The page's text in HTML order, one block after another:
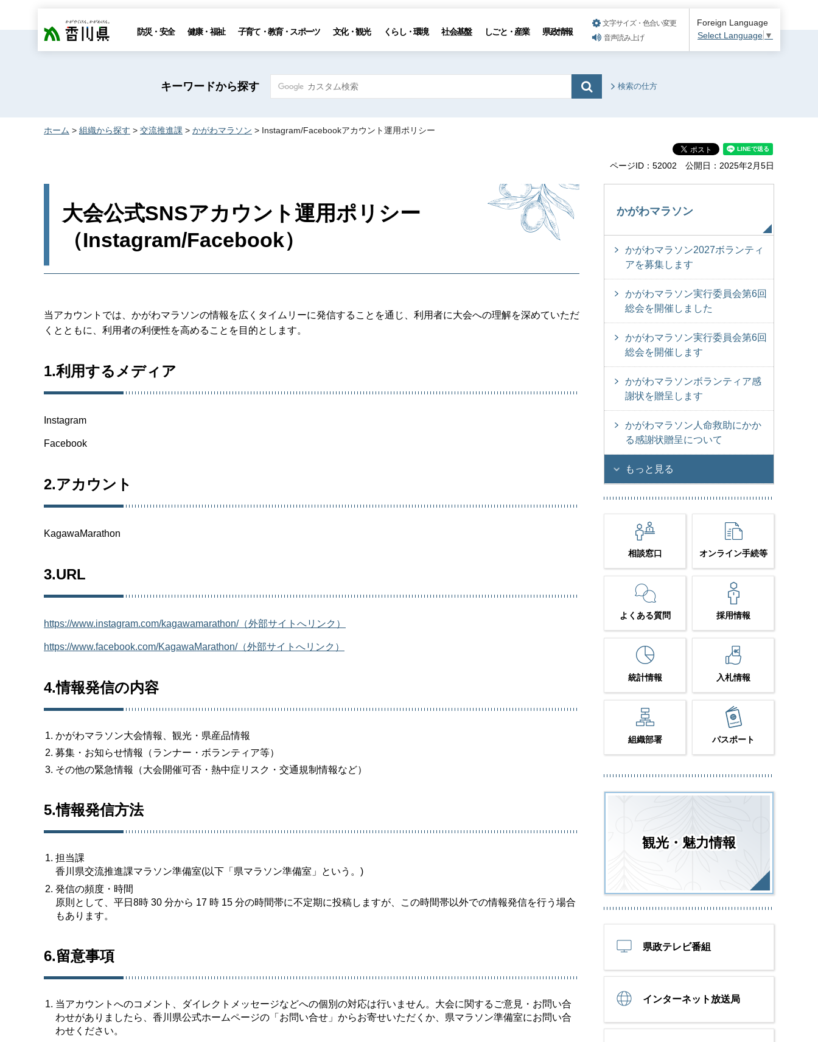
香川県 防災・安全 健康・福祉 子育て・教育・スポーツ 文化・観光 くらし・環境 社会基盤 しごと・産業 県政情報
文字サイズ・色合い変更
音声読み上げ
Foreign Language
Select Language ▼
キーワードから探す 検索の仕方
ホーム > 組織から探す > 交流推進課 > かがわマラソン > Instagram/Facebookアカウント運用ポリシー
ページID：52002 公開日：2025年2月5日
大会公式SNSアカウント運用ポリシー
（Instagram/Facebook）
当アカウントでは、かがわマラソンの情報を広くタイムリーに発信することを通じ、利用者に大会への理解を深めていただ
くとともに、利用者の利便性を高めることを目的とします。
1.利用するメディア
Instagram
Facebook
2.アカウント
KagawaMarathon
3.URL
https://www.instagram.com/kagawamarathon/（外部サイトへリンク）
https://www.facebook.com/KagawaMarathon/（外部サイトへリンク）
4.情報発信の内容
かがわマラソン大会情報、観光・県産品情報
募集・お知らせ情報（ランナー・ボランティア等）
その他の緊急情報（大会開催可否・熱中症リスク・交通規制情報など）
5.情報発信方法
担当課
香川県交流推進課マラソン準備室(以下「県マラソン準備室」という。)
発信の頻度・時間
原則として、平日8時 30 分から 17 時 15 分の時間帯に不定期に投稿しますが、この時間帯以外での情報発信を行う場合
もあります。
6.留意事項
当アカウントへのコメント、ダイレクトメッセージなどへの個別の対応は行いません。大会に関するご意見・お問い合
わせがありましたら、香川県公式ホームページの「お問い合せ」からお寄せいただくか、県マラソン準備室にお問い合
わせください。
かがわマラソン
かがわマラソン2027ボランティ
アを募集します
かがわマラソン実行委員会第6回
総会を開催しました
かがわマラソン実行委員会第6回
総会を開催します
かがわマラソンボランティア感
謝状を贈呈します
かがわマラソン人命救助にかか
る感謝状贈呈について
もっと見る
相談窓口 オンライン手続等
よくある質問 採用情報
統計情報 入札情報
組織部署 パスポート
観光・魅力情報
県政テレビ番組
インターネット放送局